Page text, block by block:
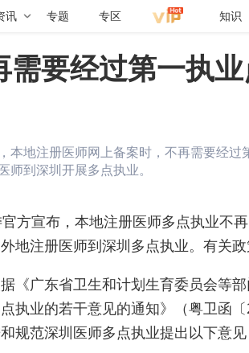
讯 专题 专区 知识
要经过第一执
本地注册医师网上备案时，不再需要经
师到深圳开展多点执业。
方宣布，本地注册医师多点执业不
地注册医师到深圳多点执业。有关
《广东省卫生和计划生育委员会等
执业的若干意见的通知》（粤卫函
规范深圳医师多点执业提出以下意